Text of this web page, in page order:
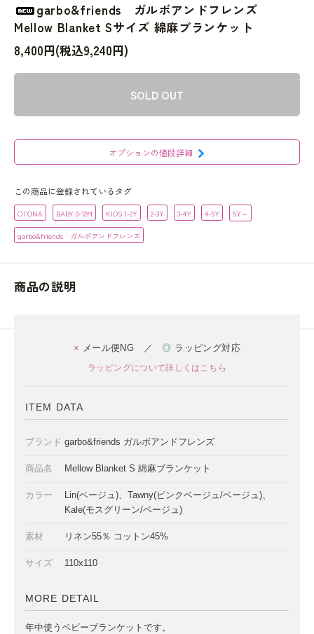
garbo&friends ガルボアンドフレンズ
Mellow Blanket Sサイズ 綿麻ブランケット
8,400円(税込9,240円)
SOLD OUT
オプションの値段詳細
この商品に登録されているタグ
OTONA BABY 0-12M KIDS 1-2Y 2-3Y 3-4Y 4-5Y 5Y～
garbo&friends ガルボアンドフレンズ
商品の説明
× メール便NG ／◎ ラッピング対応
ラッピングについて詳しくはこちら
ITEM DATA
ブランド garbo&friends ガルボアンドフレンズ
商品名 Mellow Blanket S 綿麻ブランケット
カラー
Lin(ベージュ)、Tawny(ピンクベージュ/ベージュ)、
Kale(モスグリーン/ベージュ)
素材 リネン55％ コットン45%
サイズ 110x110
MORE DETAIL
年中使うベビーブランケットです。